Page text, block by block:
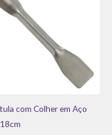
com Colher em Aço